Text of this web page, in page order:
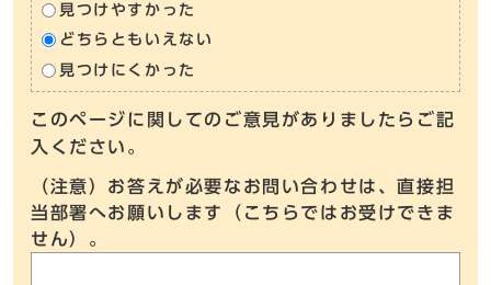
見つけやすかった
どちらともいえない
見つけにくかった
このページに関してのご意見がありましたらご記
入ください。
（注意）お答えが必要なお問い合わせは、直接担
当部署へお願いします（こちらではお受けできま
せん）。